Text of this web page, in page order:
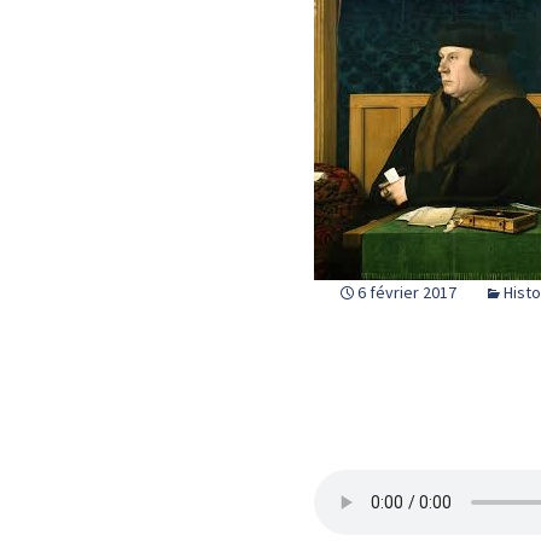
6 février 2017